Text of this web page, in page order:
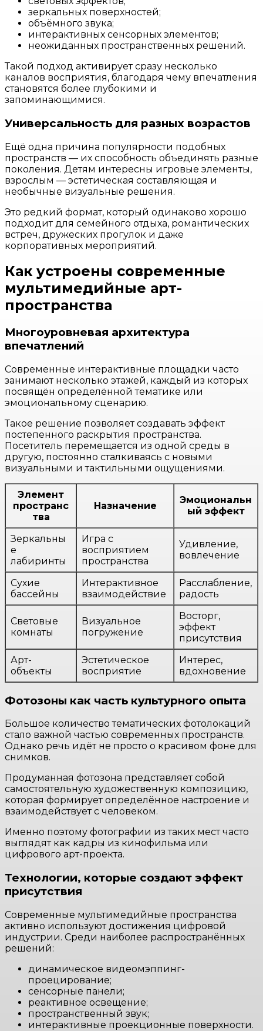
зеркальных поверхностей;
объёмного звука;
интерактивных сенсорных элементов;
неожиданных пространственных решений.
Такой подход активирует сразу несколько
каналов восприятия, благодаря чему впечатления
становятся более глубокими и
запоминающимися.
Универсальность для разных возрастов
Ещё одна причина популярности подобных
пространств — их способность объединять разные
поколения. Детям интересны игровые элементы,
взрослым — эстетическая составляющая и
необычные визуальные решения.
Это редкий формат, который одинаково хорошо
подходит для семейного отдыха, романтических
встреч, дружеских прогулок и даже
корпоративных мероприятий.
Как устроены современные
мультимедийные арт-
пространства
Многоуровневая архитектура
впечатлений
Современные интерактивные площадки часто
занимают несколько этажей, каждый из которых
посвящён определённой тематике или
эмоциональному сценарию.
Такое решение позволяет создавать эффект
постепенного раскрытия пространства.
Посетитель перемещается из одной среды в
другую, постоянно сталкиваясь с новыми
визуальными и тактильными ощущениями.
Элемент
пространс
тва
Назначение
Эмоциональн
ый эффект
Зеркальны
е
лабиринты
Игра с
восприятием
пространства
Удивление,
вовлечение
Сухие
бассейны
Интерактивное
взаимодействие
Расслабление,
радость
Световые
комнаты
Визуальное
погружение
Восторг,
эффект
присутствия
Арт-
объекты
Эстетическое
восприятие
Интерес,
вдохновение
Фотозоны как часть культурного опыта
Большое количество тематических фотолокаций
стало важной частью современных пространств.
Однако речь идёт не просто о красивом фоне для
снимков.
Продуманная фотозона представляет собой
самостоятельную художественную композицию,
которая формирует определённое настроение и
взаимодействует с человеком.
Именно поэтому фотографии из таких мест часто
выглядят как кадры из кинофильма или
цифрового арт-проекта.
Технологии, которые создают эффект
присутствия
Современные мультимедийные пространства
активно используют достижения цифровой
индустрии. Среди наиболее распространённых
решений:
динамическое видеомэппинг-
проецирование;
сенсорные панели;
реактивное освещение;
пространственный звук;
интерактивные проекционные поверхности.